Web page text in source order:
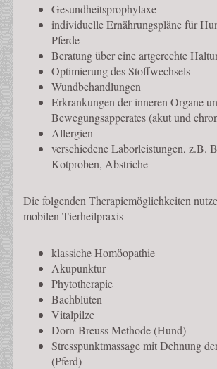
Gesundheitsprophylaxe
individuelle Ernährungspläne für
Pferde
Beratung über eine artgerechte
Optimierung des Stoffwechsels
Wundbehandlungen
Erkrankungen der inneren Organe
Bewegungsapperates (akut und
Allergien
verschiedene Laborleistungen, z.B.
Kotproben, Abstriche
Die folgenden Therapiemöglichkeiten
mobilen Tierheilpraxis
klassiche Homöopathie
Akupunktur
Phytotherapie
Bachblüten
Vitalpilze
Dorn-Breuss Methode (Hund)
Stresspunktmassage mit Dehnung
(Pferd)